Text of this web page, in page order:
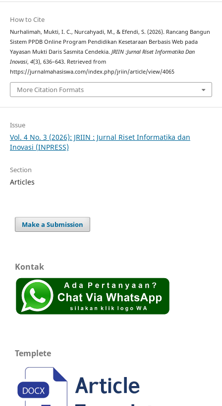
How to Cite
Nurhalimah, Mukti, I. C., Nurcahyadi, M., & Efendi, S. (2026). Rancang Bangun
Sistem PPDB Online Program Pendidikan Kesetaraan Berbasis Web pada
Yayasan Mukti Daris Sasmita Cendekia. JRIIN :Jurnal Riset Informatika Dan
Inovasi, 4(3), 636–643. Retrieved from
https://jurnalmahasiswa.com/index.php/jriin/article/view/4065
More Citation Formats
Issue
Vol. 4 No. 3 (2026): JRIIN : Jurnal Riset Informatika dan
Inovasi (INPRESS)
Section
Articles
Make a Submission
Kontak
Templete